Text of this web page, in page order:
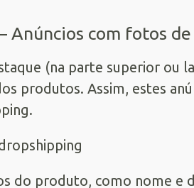
Anúncios com fotos
(na parte superior ou
produtos. Assim, estes
do produto, como nome e